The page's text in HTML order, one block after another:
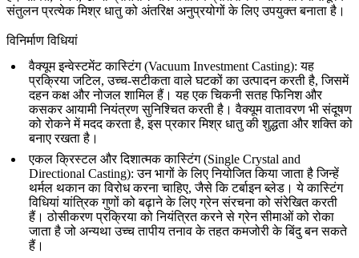
संतुलन प्रत्येक मिश्र धातु को अंतरिक्ष अनुप्रयोगों के लिए उपयुक्त बनाता है।
विनिर्माण विधियां
वैक्यूम इन्वेस्टमेंट कास्टिंग (Vacuum Investment Casting): यह
प्रक्रिया जटिल, उच्च-सटीकता वाले घटकों का उत्पादन करती है, जिसमें
दहन कक्ष औरनोजलशामिल हैं। यह एक चिकनी सतह फिनिश और
कसकर आयामी नियंत्रण सुनिश्चित करती है।वैक्यूम वातावरण भी संदूषण
को रोकने में मदद करता है, इस प्रकार मिश्र धातु कीशुद्धता और शक्तिको
बनाए रखता है।
एकल क्रिस्टल और दिशात्मक कास्टिंग (Single Crystal and
Directional Casting): उन भागों के लिए नियोजित किया जाता है जिन्हें
थर्मल थकान का विरोध करना चाहिए, जैसे किटर्बाइन ब्लेड । ये कास्टिंग
विधियां यांत्रिक गुणों को बढ़ाने के लिए ग्रेन संरचना को संरेखित करती
हैं। ठोसीकरण प्रक्रिया को नियंत्रित करने से ग्रेन सीमाओं को रोका
जाता है जो अन्यथा उच्च तापीय तनाव के तहत कमजोरी के बिंदु बन सकते
हैं।